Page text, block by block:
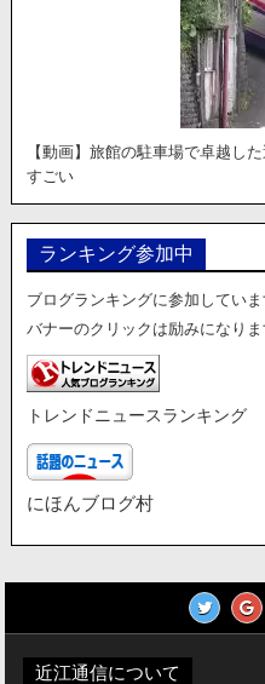
【動画】旅館の駐車場で卓越し
すごい
ランキング参加中
ブログランキングに参加していま
バナーのクリックは励みになりま
トレンドニュースランキング
にほんブログ村
近江通信について